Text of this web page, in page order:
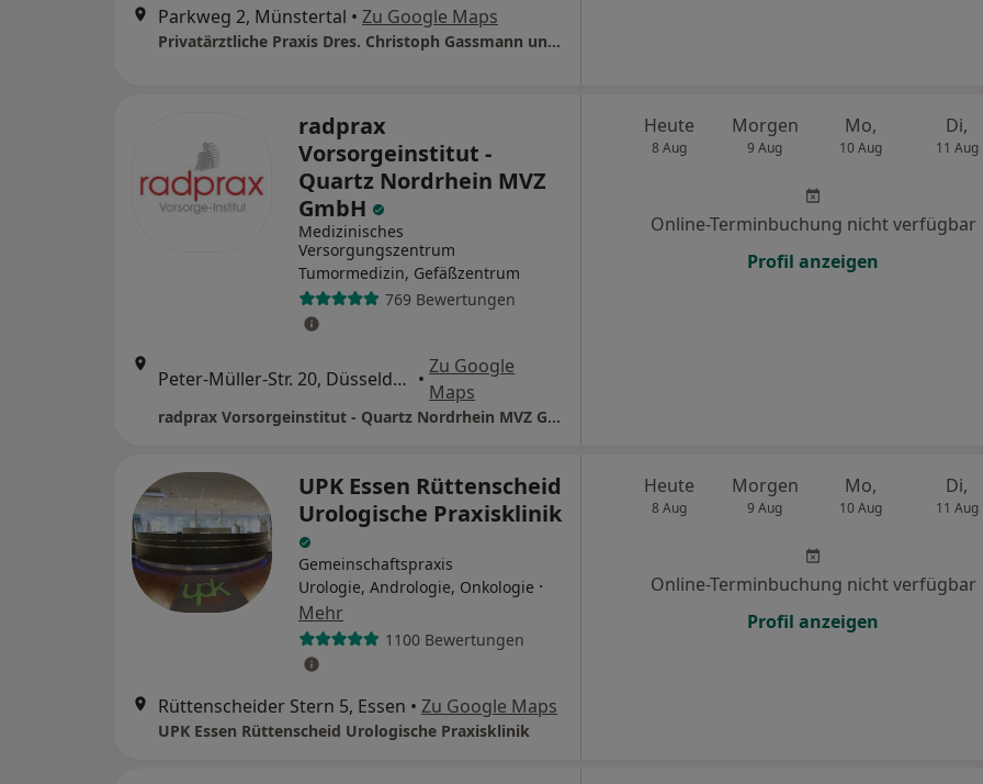
Parkweg 2, Münstertal • Zu Google Maps
Privatärztliche Praxis Dres. Christoph Gassmann und Eva Gassmann
radprax
Vorsorgeinstitut -
Quartz Nordrhein MVZ
GmbH
Medizinisches
Versorgungszentrum
Tumormedizin, Gefäßzentrum
769 Bewertungen
Peter-Müller-Str. 20, Düsseldorf •
Zu Google
Maps
radprax Vorsorgeinstitut - Quartz Nordrhein MVZ GmbH
Heute
8 Aug
Morgen
9 Aug
Mo,
10 Aug
Di,
11 Aug
Online-Terminbuchung nicht verfügbar
Profil anzeigen
UPK Essen Rüttenscheid
Urologische Praxisklinik
Gemeinschaftspraxis
Urologie, Andrologie, Onkologie ·
Mehr
1100 Bewertungen
Rüttenscheider Stern 5, Essen • Zu Google Maps
UPK Essen Rüttenscheid Urologische Praxisklinik
Heute
8 Aug
Morgen
9 Aug
Mo,
10 Aug
Di,
11 Aug
Online-Terminbuchung nicht verfügbar
Profil anzeigen